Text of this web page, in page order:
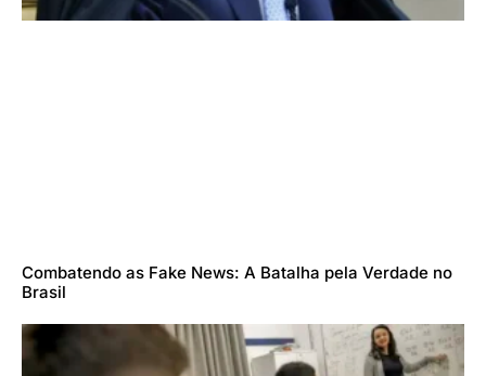
Combatendo as Fake News: A Batalha pela Verdade no
Brasil